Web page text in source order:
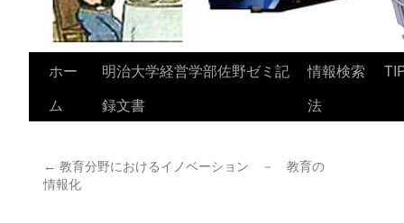
ホー
ム
明治大学経営学部佐野ゼミ記
録文書
情報検索
法
← 教育分野におけるイノベーション － 教育の
情報化